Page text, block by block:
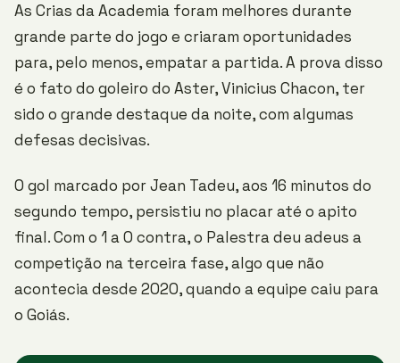
As Crias da Academia foram melhores durante
grande parte do jogo e criaram oportunidades
para, pelo menos, empatar a partida. A prova disso
é o fato do goleiro do Aster, Vinicius Chacon, ter
sido o grande destaque da noite, com algumas
defesas decisivas.
O gol marcado por Jean Tadeu, aos 16 minutos do
segundo tempo, persistiu no placar até o apito
final. Com o 1 a 0 contra, o Palestra deu adeus a
competição na terceira fase, algo que não
acontecia desde 2020, quando a equipe caiu para
o Goiás.